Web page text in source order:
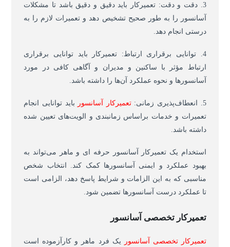
3. دقت و دقت: تعمیرکار باید دقیق و دقیق باشد تا مشکلات
آسانسور را به طور صحیح تشخیص دهد و تعمیرات لازم را به
درستی انجام دهد.
4. توانایی برقراری ارتباط: تعمیرکار باید توانایی برقراری
ارتباط مؤثر با ساکنین و مدیران و آگاهی کافی در مورد
آسانسورها و نحوه عملکرد آن‌ها را داشته باشد.
5. انعطاف‌پذیری زمانی: تعمیرکار آسانسور
باید توانایی انجام
تعمیرات و خدمات براساس زمانبندی و الویت‌های تعیین شده
داشته باشد.
استخدام یک تعمیرکار آسانسور حرفه ای و ماهر می‌تواند به
بهبود عملکرد و ایمنی آسانسورها کمک کند. انتخاب شخص
مناسبی که به این الزامات و شرایط پاسخ دهد، الزامی است
تا عملکرد درست آسانسورها تضمین شود.
تعمیرکار تخصصی آسانسور
تعمیرکار تخصصی آسانسور
یک فرد ماهر و کارآزموده است